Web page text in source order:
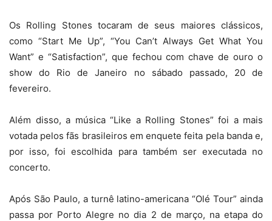
Os Rolling Stones tocaram de seus maiores clássicos,
como “Start Me Up”, “You Can’t Always Get What You
Want” e “Satisfaction”, que fechou com chave de ouro o
show do Rio de Janeiro no sábado passado, 20 de
fevereiro.
Além disso, a música “Like a Rolling Stones” foi a mais
votada pelos fãs brasileiros em enquete feita pela banda e,
por isso, foi escolhida para também ser executada no
concerto.
Após São Paulo, a turnê latino-americana “Olé Tour” ainda
passa por Porto Alegre no dia 2 de março, na etapa do